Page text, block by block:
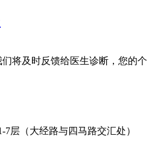
将及时反馈给医生诊断，您的个
层（大经路与四马路交汇处）